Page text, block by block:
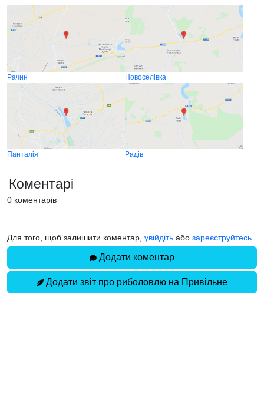
Рачин Новоселівка
Панталія Радів
Коментарі
0 коментарів
Для того, щоб залишити коментар, увійдіть або зареєструйтесь
Додати коментар
Додати звіт про риболовлю на Привільне